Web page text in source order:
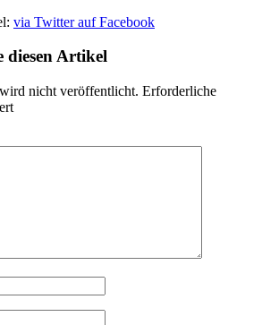
via Twitter auf Facebook
diesen Artikel
nicht veröffentlicht. Erforderliche